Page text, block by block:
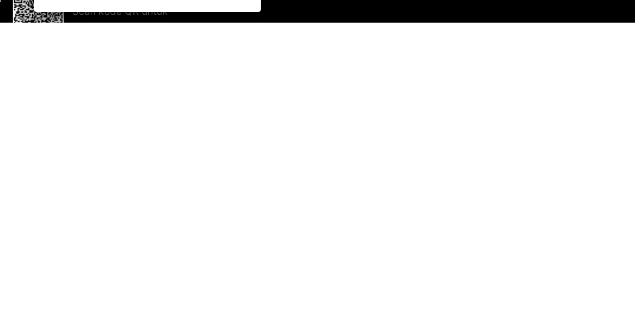
Scan kode QR untuk
mengunduh sekarang!